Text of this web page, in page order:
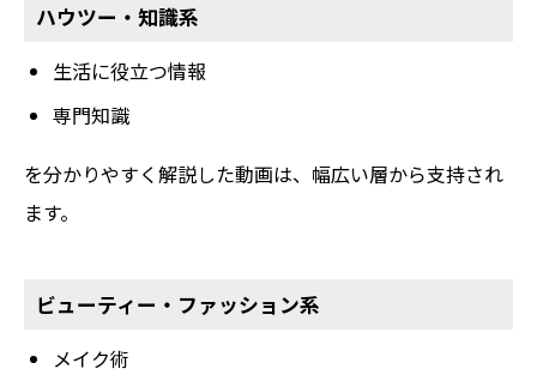
ハウツー・知識系
生活に役立つ情報
専門知識
を分かりやすく解説した動画は、幅広い層から支持され
ます。
ビューティー・ファッション系
メイク術